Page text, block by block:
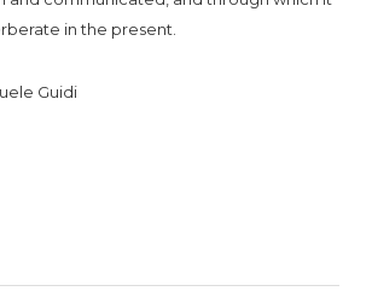
in the present.
Guidi